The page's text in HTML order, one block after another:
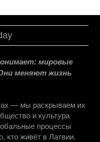
мировые
меняют жизнь
— мы раскрываем их
и культура
процессы
кто живёт в Латвии.